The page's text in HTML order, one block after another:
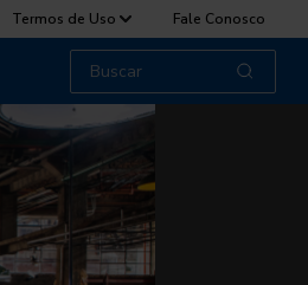
Termos de Uso Fale Conosco